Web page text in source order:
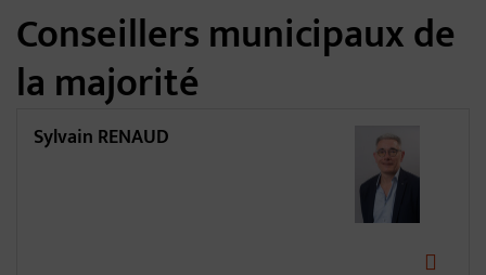
Conseillers municipaux de
la majorité
Sylvain RENAUD